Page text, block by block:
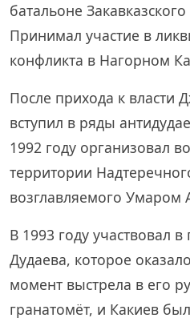
батальоне
Принимал участие в
конфликта в Нагорном
После прихода к власти
вступил в ряды
1992 году организовал
территории
возглавляемого Умаром
В 1993 году участвовал
Дудаева, которое
момент выстрела в его
гранатомёт, и Какиев